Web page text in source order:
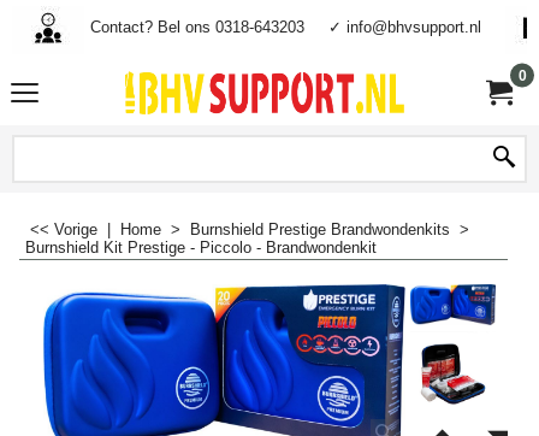
Contact? Bel ons 0318-643203 ✓ info@bhvsupport.nl
0
<< Vorige Home > Burnshield Prestige Brandwondenkits >
Burnshield Kit Prestige - Piccolo - Brandwondenkit